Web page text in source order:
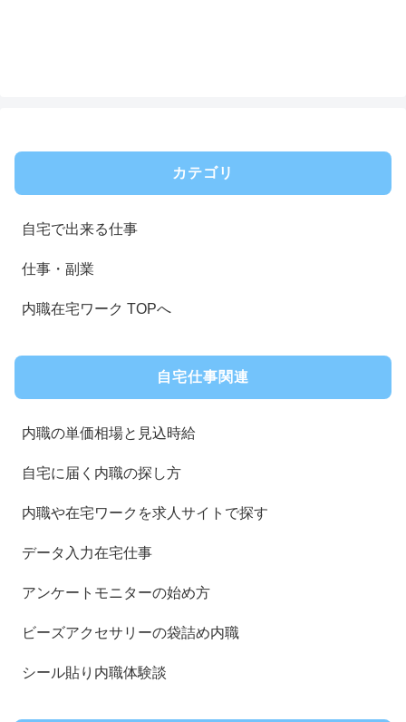
カテゴリ
自宅で出来る仕事
仕事・副業
内職在宅ワーク TOPへ
自宅仕事関連
内職の単価相場と見込時給
自宅に届く内職の探し方
内職や在宅ワークを求人サイトで探す
データ入力在宅仕事
アンケートモニターの始め方
ビーズアクセサリーの袋詰め内職
シール貼り内職体験談